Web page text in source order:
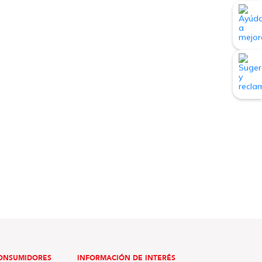
INFORMACIÓN DE INTERÉS